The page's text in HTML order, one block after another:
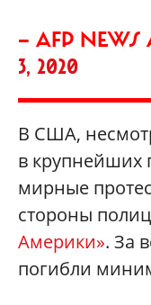
— AFP NEWS
3, 2020
В США,
в крупнейших
мирные
стороны
Америки». За
погибли